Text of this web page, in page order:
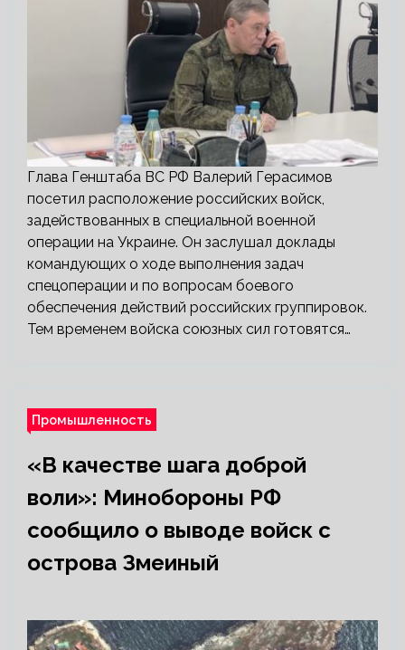
Глава Генштаба ВС РФ Валерий Герасимов
посетил расположение российских войск,
задействованных в специальной военной
операции на Украине. Он заслушал доклады
командующих о ходе выполнения задач
спецоперации и по вопросам боевого
обеспечения действий российских группировок.
Тем временем войска союзных сил готовятся…
Промышленность
«В качестве шага доброй
воли»: Минобороны РФ
сообщило о выводе войск с
острова Змеиный